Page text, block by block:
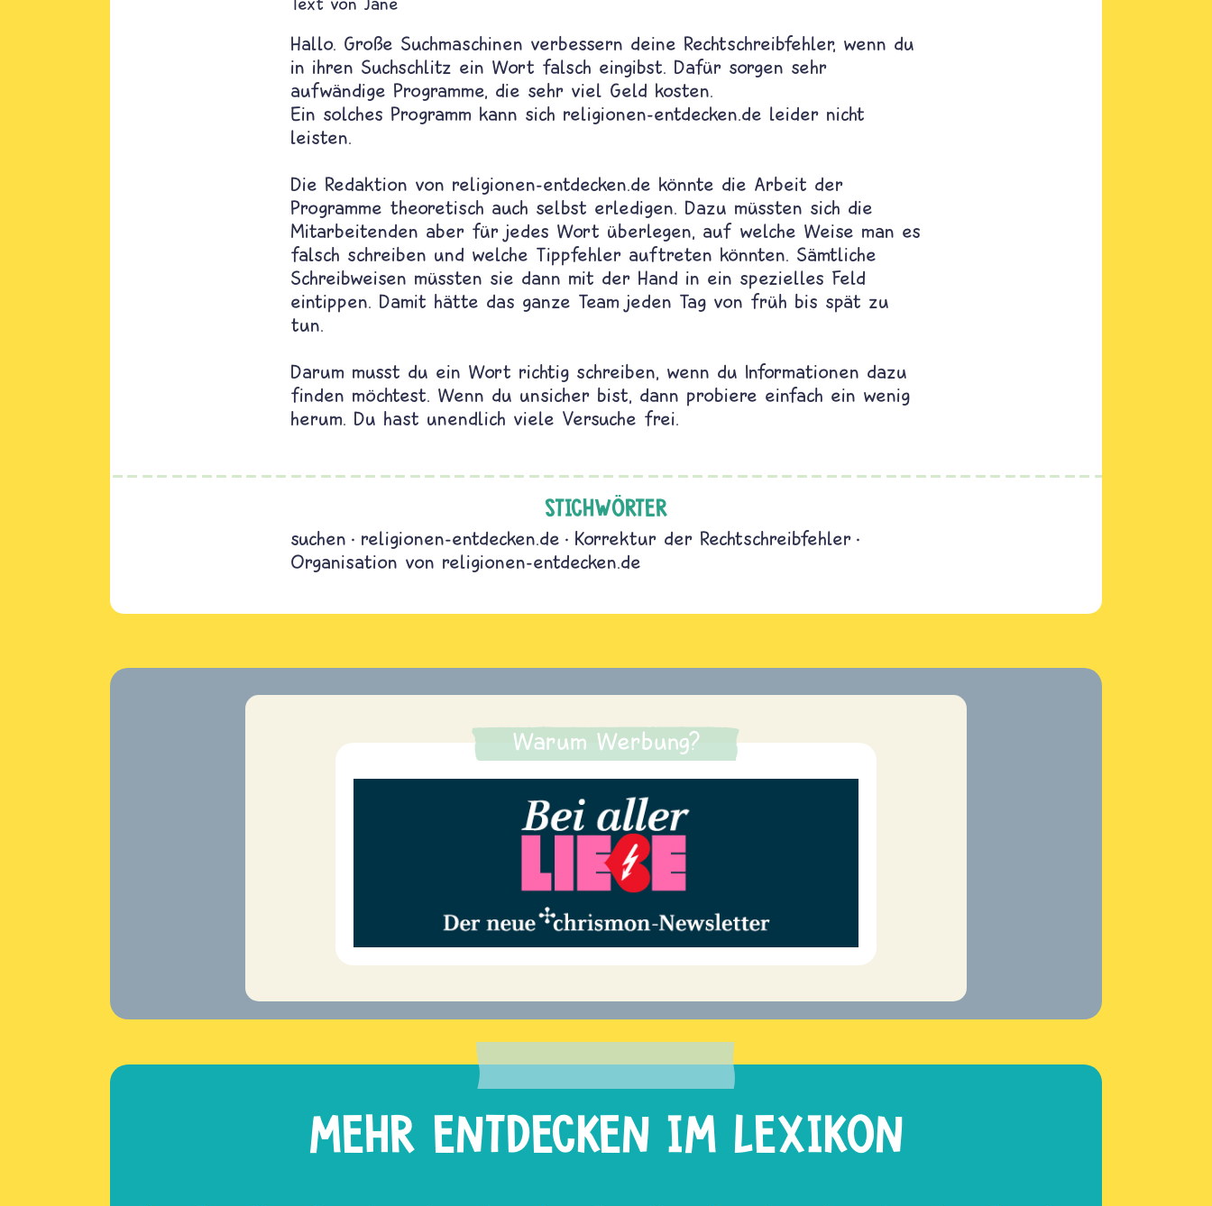
Hallo. Große Suchmaschinen verbessern deine Rechtschreibfehler, wenn du
in ihren Suchschlitz ein Wort falsch eingibst. Dafür sorgen sehr
aufwändige Programme, die sehr viel Geld kosten.
Ein solches Programm kann sich religionen-entdecken.de leider nicht
leisten.
Die Redaktion von religionen-entdecken.de könnte die Arbeit der
Programme theoretisch auch selbst erledigen. Dazu müssten sich die
Mitarbeitenden aber für jedes Wort überlegen, auf welche Weise man es
falsch schreiben und welche Tippfehler auftreten könnten. Sämtliche
Schreibweisen müssten sie dann mit der Hand in ein spezielles Feld
eintippen. Damit hätte das ganze Team jeden Tag von früh bis spät zu
tun.
Darum musst du ein Wort richtig schreiben, wenn du Informationen dazu
finden möchtest. Wenn du unsicher bist, dann probiere einfach ein wenig
herum. Du hast unendlich viele Versuche frei.
STICHWÖRTER
suchen religionen-entdecken.de
Korrektur der Rechtschreibfehler
Organisation von religionen-entdecken.de
Warum Werbung?